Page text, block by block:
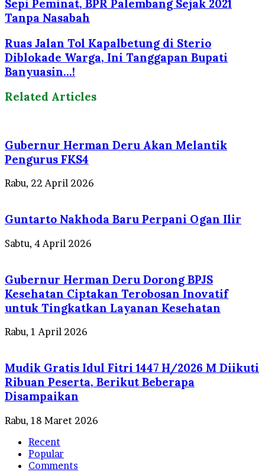
Sepi Peminat, BPR Palembang Sejak 2021
Tanpa Nasabah
Ruas Jalan Tol Kapalbetung di Sterio
Diblokade Warga, Ini Tanggapan Bupati
Banyuasin...!
Related Articles
Gubernur Herman Deru Akan Melantik
Pengurus FKS4
Rabu, 22 April 2026
Guntarto Nakhoda Baru Perpani Ogan Ilir
Sabtu, 4 April 2026
Gubernur Herman Deru Dorong BPJS
Kesehatan Ciptakan Terobosan Inovatif
untuk Tingkatkan Layanan Kesehatan
Rabu, 1 April 2026
Mudik Gratis Idul Fitri 1447 H/2026 M Diikuti
Ribuan Peserta, Berikut Beberapa
Disampaikan
Rabu, 18 Maret 2026
Recent
Popular
Comments